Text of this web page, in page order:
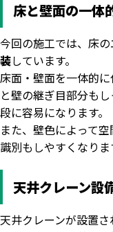
床と壁面の一体
今回の施工では、床
装しています。
床面・壁面を一体的
と壁の継ぎ目部分もし
段に容易になります。
また、壁色によって
識別もしやすくなりま
天井クレーン設
天井クレーンが設置